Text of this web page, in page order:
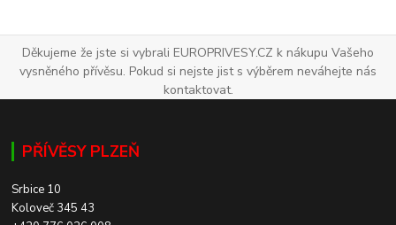
Děkujeme že jste si vybrali EUROPRIVESY.CZ k nákupu Vašeho
vysněného přívěsu. Pokud si nejste jist s výběrem neváhejte nás
kontaktovat.
PŘÍVĚSY PLZEŇ
Srbice 10
Koloveč 345 43